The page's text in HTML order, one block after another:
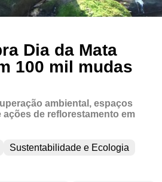
Dia da Mata
100 mil mudas
ambiental, espaços
de reflorestamento em
Sustentabilidade e Ecologia